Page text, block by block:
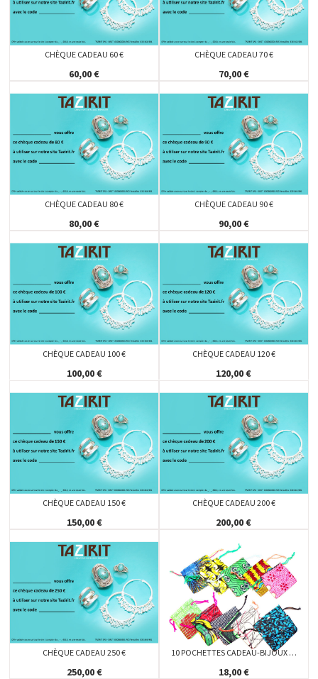
CHÈQUE CADEAU 60 €
60,00 €
CHÈQUE CADEAU 70 €
70,00 €
CHÈQUE CADEAU 80 €
80,00 €
CHÈQUE CADEAU 90 €
90,00 €
CHÈQUE CADEAU 100 €
100,00 €
CHÈQUE CADEAU 120 €
120,00 €
CHÈQUE CADEAU 150 €
150,00 €
CHÈQUE CADEAU 200 €
200,00 €
CHÈQUE CADEAU 250 €
250,00 €
10 POCHETTES CADEAU-BIJOUX …
18,00 €